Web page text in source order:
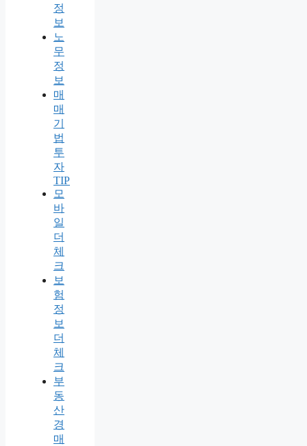
정
보
노
무
정
보
매
매
기
법
투
자
TIP
모
바
일
더
체
크
보
험
정
보
더
체
크
부
동
산
경
매